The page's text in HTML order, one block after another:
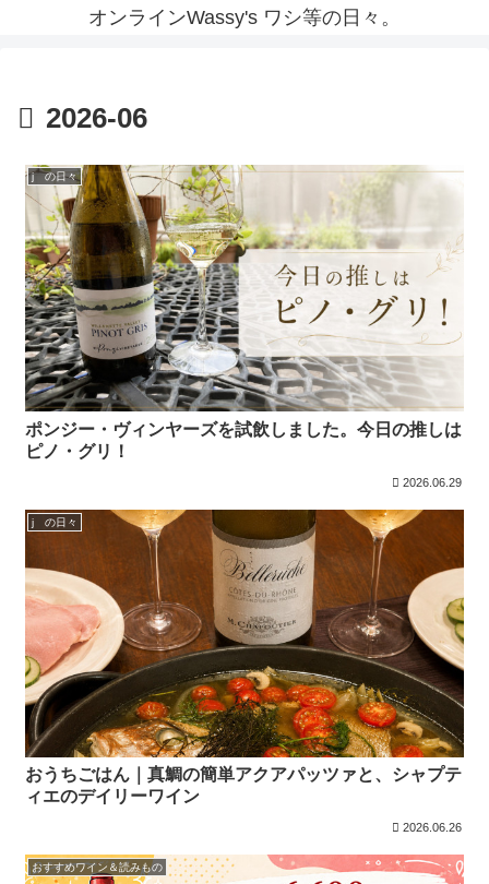
オンラインWassy's ワシ等の日々。
2026-06
j の日々
ポンジー・ヴィンヤーズを試飲しました。今日の推しは
ピノ・グリ！
2026.06.29
j の日々
おうちごはん｜真鯛の簡単アクアパッツァと、シャプテ
ィエのデイリーワイン
2026.06.26
おすすめワイン＆読みもの